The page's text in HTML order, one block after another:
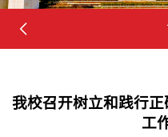
我校召开树立和践行
工